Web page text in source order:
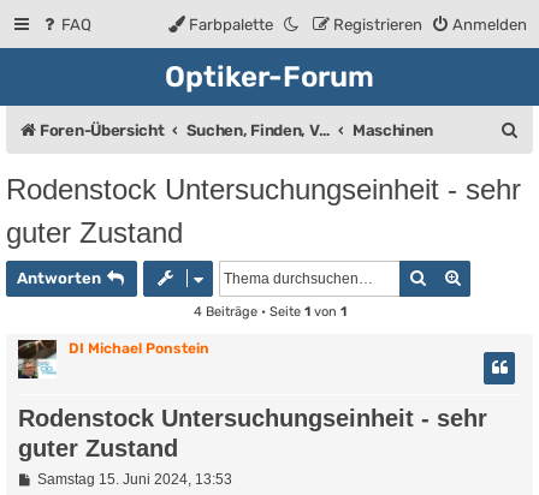
FAQ Anmelden
Registrieren
Farbpalette
Optiker-Forum
Foren-Übersicht Suchen, Finden, Verkaufsanzeigen Maschinen
Rodenstock Untersuchungseinheit - sehr
guter Zustand
Antworten Suche
4 Beiträge • Seite 1von 1
DI Michael Ponstein
Rodenstock Untersuchungseinheit - sehr
guter Zustand
BSamstag 15. Juni 2024, 13:53